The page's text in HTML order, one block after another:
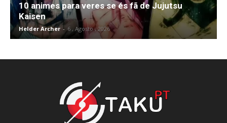
10 animes para veres se és fã de Jujutsu
Kaisen
Helder Archer - 6 , Agosto , 2026